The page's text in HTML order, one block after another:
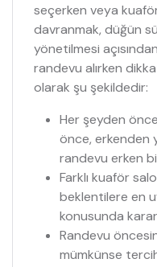
seçerken veya
davranmak, düğün
yönetilmesi
randevu alırken
olarak şu şekildedir:
Her şeyden
önce, erkenden
randevu erken
Farklı kuaför
beklentilere en
konusunda
Randevu
mümkünse